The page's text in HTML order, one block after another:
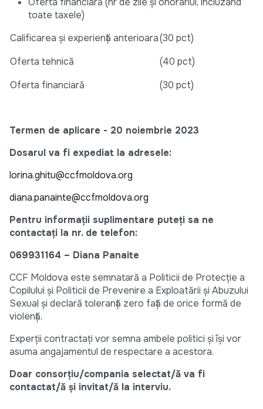
toate taxele)
Calificarea și experiență anterioara(30 pct)
Oferta tehnică
(40 pct)
Oferta financiară
(30 pct)
Termen de aplicare - 20 noiembrie 2023
Dosarul va fi expediat la adresele:
lorina.ghitu@ccfmoldova.org
diana.panainte@ccfmoldova.org
Pentru informații suplimentare puteți sa ne
contactați la nr. de telefon:
069931164 – Diana Panaite
CCF Moldova este semnatară a Politicii de Protecție a
Copilului și Politicii de Prevenire a Exploatării și Abuzului
Sexual și declară toleranță zero față de orice formă de
violență.
Experții contractați vor semna ambele politici și își vor
asuma angajamentul de respectare a acestora.
Doar consorțiu/compania selectat/ă va fi
contactat/ă și invitat/ă la interviu.